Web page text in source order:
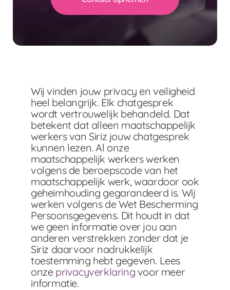
Wij vinden jouw privacy en veiligheid
heel belangrijk. Elk chatgesprek
wordt vertrouwelijk behandeld. Dat
betekent dat alleen maatschappelijk
werkers van Siriz jouw chatgesprek
kunnen lezen. Al onze
maatschappelijk werkers werken
volgens de beroepscode van het
maatschappelijk werk, waardoor ook
geheimhouding gegarandeerd is. Wij
werken volgens de Wet Bescherming
Persoonsgegevens. Dit houdt in dat
we geen informatie over jou aan
anderen verstrekken zonder dat je
Siriz daarvoor nadrukkelijk
toestemming hebt gegeven. Lees
onze privacyverklaring voor meer
informatie.